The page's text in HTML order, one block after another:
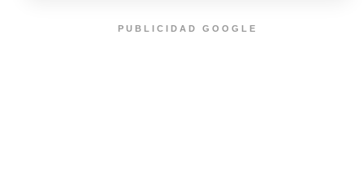
PUBLICIDAD GOOGLE